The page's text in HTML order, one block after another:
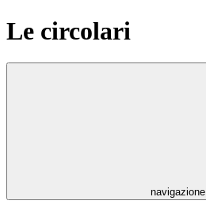
Le circolari
navigazione